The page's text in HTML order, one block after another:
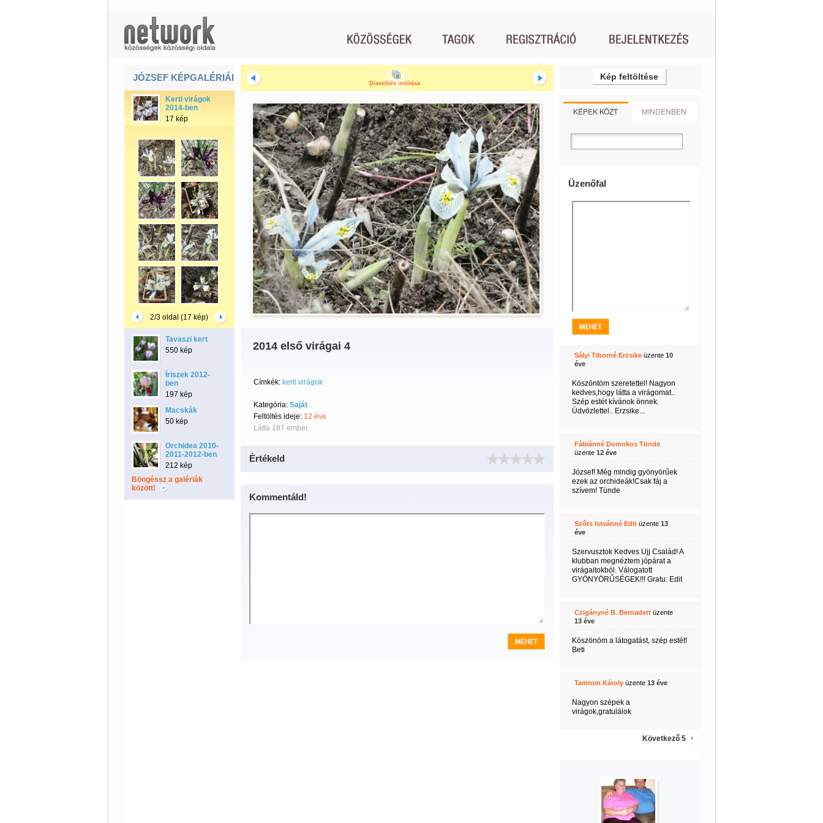
JÓZSEF KÉPGALÉRIÁI
Kerti virágok
2014-ben
17 kép
2/3 oldal (17 kép)
Tavaszi kert
550 kép
Íriszek 2012-
ben
197 kép
Macskák
50 kép
Orchidea 2010-
2011-2012-ben
212 kép
Böngéssz a galériák
között!
Diavetítés indítása
2014 első virágai 4
Címkék: kerti virágok
Kategória: Saját
Feltöltés ideje: 12 éve
Látta 187 ember.
Értékeld
Kommentáld!
Kép feltöltése
KÉPEK KÖZT MINDENBEN
Üzenőfal
Sályi Tiborné Erzsikeüzente 10
éve
Köszöntöm szeretettel! Nagyon
kedves,hogy látta a virágomat..
Szép estét kívánok önnek.
Üdvözlettel.. Erzsike...
Fábiánné Domokos Tünde
üzente 12 éve
József! Még mindig gyönyörűek
ezek az orchideák!Csak fáj a
szívem! Tünde
Szőts Istvánné Editüzente 13
éve
Szervusztok Kedves Ujj Család! A
klubban megnéztem jópárat a
virágaitokból. Válogatott
GYÖNYÖRŰSÉGEK!!! Gratu: Edit
Czigányné B. Bernadettüzente
13 éve
Köszönöm a látogatást, szép estét!
Beti
Tamtom Károlyüzente 13 éve
Nagyon szépek a
virágok,gratulálok
Következő 5